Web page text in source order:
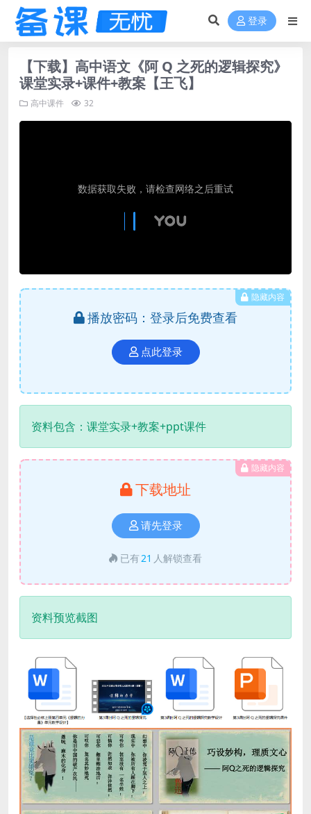
登录
【下载】高中语文《阿 Q 之死的逻辑探究》
课堂实录+课件+教案【王飞】
高中课件 32
隐藏内容
播放密码：登录后免费查看
点此登录
资料包含：课堂实录+教案+ppt课件
隐藏内容
下载地址
请先登录
已有 21 人解锁查看
资料预览截图